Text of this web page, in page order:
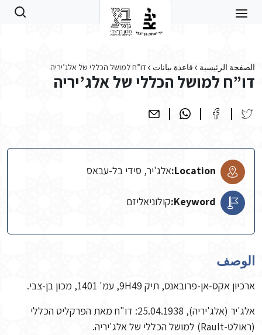
الصفحة الرئيسية قاعدة بيانات דו”ח למושל הכללי של אלג’יריה
דו”ח למושל הכללי של אלג’יריה
Location: אלג'יר, סידי בל-עבאס
Keyword: קולוניאליזם
الوصف
ארכיון אקס-אן-פרובאנס, תיק 9H49, עמ' 1401, מכון בן-צבי.
אלג'יר (אלג'יריה), 25.04.1938: דו"ח מאת הפרקליט הכללי
(ראולט-Rault) למושל הכללי של אלג'יריה.